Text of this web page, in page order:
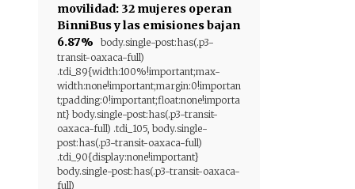
movilidad: 32 mujeres operan
BinniBus y las emisiones bajan
6.87%
body.single-post:has(.p3-
transit-oaxaca-full)
.tdi_89{width:100%!important;max-
width:none!important;margin:0!importan
t;padding:0!important;float:none!importa
nt} body.single-post:has(.p3-transit-
oaxaca-full) .tdi_105, body.single-
post:has(.p3-transit-oaxaca-full)
.tdi_90{display:none!important}
body.single-post:has(.p3-transit-oaxaca-
full)